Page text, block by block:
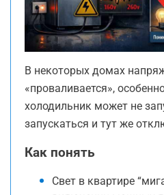
В некоторых домах
«проваливается»,
холодильник может не
запускаться и тут же
Как понять
Свет в квартире